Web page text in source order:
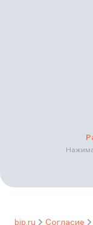
bip.ru Согласие